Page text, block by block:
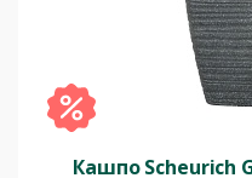
Кашпо Scheurich